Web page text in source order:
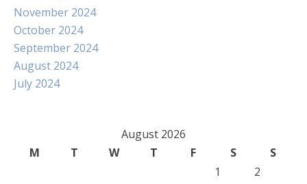
November 2024
October 2024
September 2024
August 2024
July 2024
August 2026
M
T W T F S
S
1
2